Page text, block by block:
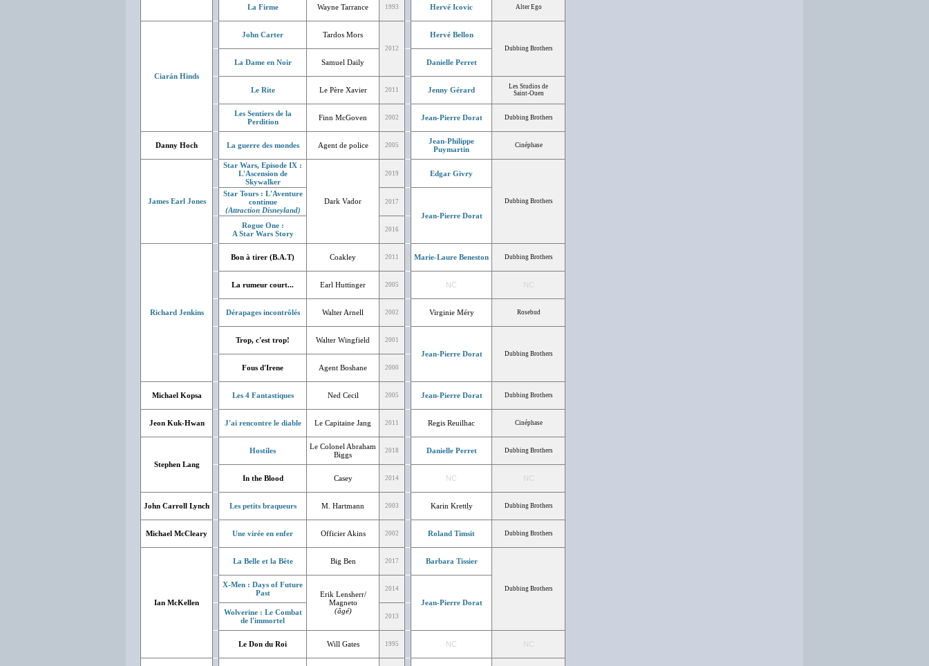
La Firme Wayne Tarrance 1993 Hervé Icovic Alter Ego
Ciarán Hinds
John Carter Tardos Mors
2012
Hervé Bellon
Dubbing Brothers
La Dame en Noir Samuel Daily Danielle Perret
Le Rite Le Père Xavier 2011 Jenny Gérard
Les Studios de
Saint-Ouen
Les Sentiers de la
Perdition
Finn McGoven 2002 Jean-Pierre Dorat Dubbing Brothers
Danny Hoch La guerre des mondes Agent de police 2005
Jean-Philippe
Puymartin
Cinéphase
James Earl Jones
Star Wars, Episode IX :
L'Ascension de
Skywalker
Dark Vador
2019 Edgar Givry
Dubbing Brothers
Star Tours : L'Aventure
continue
(Attraction Disneyland)
2017
Jean-Pierre Dorat
Rogue One :
A Star Wars Story
2016
Richard Jenkins
Bon à tirer (B.A.T) Coakley 2011 Marie-Laure Beneston Dubbing Brothers
La rumeur court... Earl Huttinger 2005 NC NC
Dérapages incontrôlés Walter Arnell 2002 Virginie Méry Rosebud
Trop, c'est trop! Walter Wingfield 2001
Jean-Pierre Dorat Dubbing Brothers
Fous d'Irene Agent Boshane 2000
Michael Kopsa Les 4 Fantastiques Ned Cecil 2005 Jean-Pierre Dorat Dubbing Brothers
Jeon Kuk-Hwan J'ai rencontre le diable Le Capitaine Jang 2011 Regis Reuilhac Cinéphase
Stephen Lang
Hostiles
Le Colonel Abraham
Biggs
2018 Danielle Perret Dubbing Brothers
In the Blood Casey 2014 NC NC
John Carroll Lynch Les petits braqueurs M. Hartmann 2003 Karin Krettly Dubbing Brothers
Michael McCleary Une virée en enfer Officier Akins 2002 Roland Timsit Dubbing Brothers
Ian McKellen
La Belle et la Bête Big Ben 2017 Barbara Tissier
Dubbing Brothers
X-Men : Days of Future
Past
Erik Lensherr/
Magneto
(âgé)
2014
Jean-Pierre Dorat
Wolverine : Le Combat
de l'immortel
2013
Le Don du Roi Will Gates 1995 NC NC